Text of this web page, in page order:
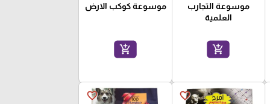
موسوعة التجارب
العلمية
add_shopping_cart
موسوعة كوكب الارض
add_shopping_cart
favorite_border
favorite_border